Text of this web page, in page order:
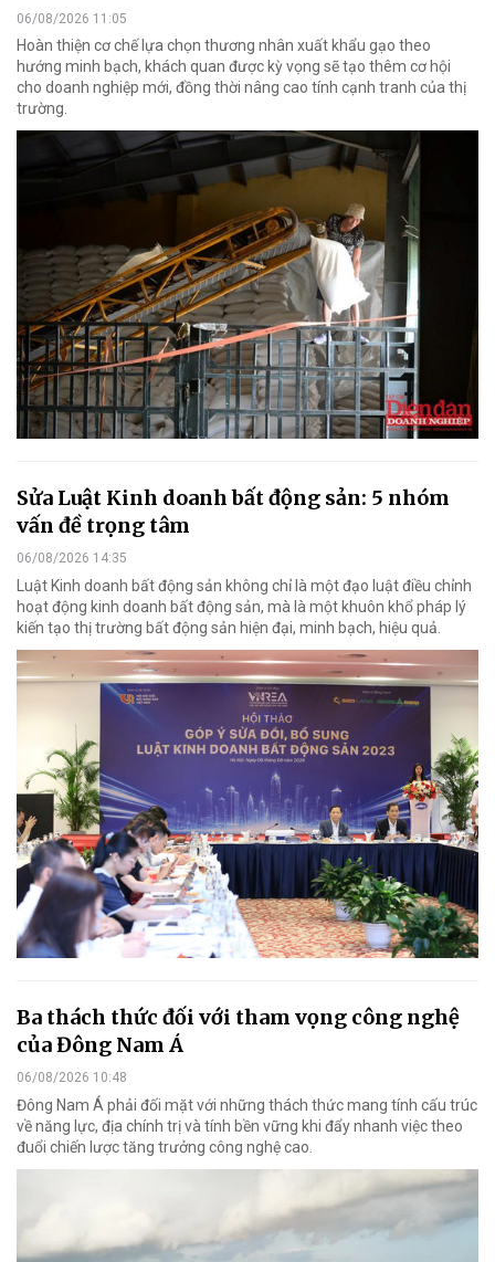
06/08/2026 11:05
Hoàn thiện cơ chế lựa chọn thương nhân xuất khẩu gạo theo
hướng minh bạch, khách quan được kỳ vọng sẽ tạo thêm cơ hội
cho doanh nghiệp mới, đồng thời nâng cao tính cạnh tranh của thị
trường.
Sửa Luật Kinh doanh bất động sản: 5 nhóm
vấn đề trọng tâm
06/08/2026 14:35
Luật Kinh doanh bất động sản không chỉ là một đạo luật điều chỉnh
hoạt động kinh doanh bất động sản, mà là một khuôn khổ pháp lý
kiến tạo thị trường bất động sản hiện đại, minh bạch, hiệu quả.
Ba thách thức đối với tham vọng công nghệ
của Đông Nam Á
06/08/2026 10:48
Đông Nam Á phải đối mặt với những thách thức mang tính cấu trúc
về năng lực, địa chính trị và tính bền vững khi đẩy nhanh việc theo
đuổi chiến lược tăng trưởng công nghệ cao.